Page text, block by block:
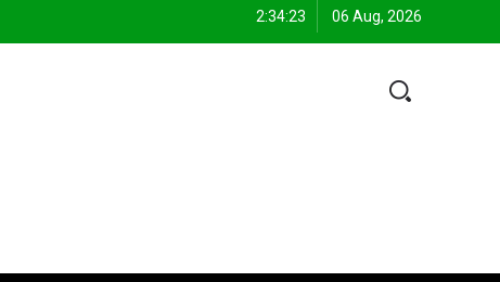
2:34:23 06 Aug, 2026